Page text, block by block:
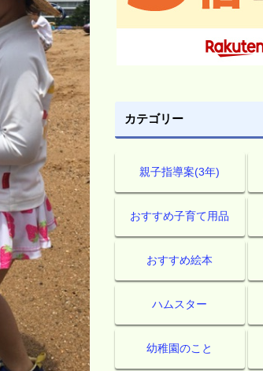
カテゴリー
親子指導案(3年)
おすすめ子育て用品
おすすめ絵本
ハムスター
幼稚園のこと